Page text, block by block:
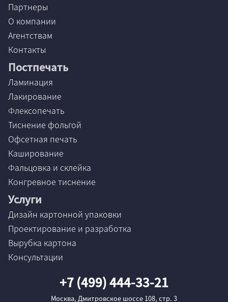
Партнеры
О компании
Агентствам
Контакты
Постпечать
Ламинация
Лакирование
Флексопечать
Тиснение фольгой
Офсетная печать
Каширование
Фальцовка и склейка
Конгревное тиснение
Услуги
Дизайн картонной упаковки
Проектирование и разработка
Вырубка картона
Консультации
+7 (499) 444-33-21
Москва, Дмитровское шоссе 108, стр. 3